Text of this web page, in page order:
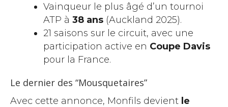
Vainqueur le plus âgé d’un tournoi
ATP à 38 ans (Auckland 2025).
21 saisons sur le circuit, avec une
participation active en Coupe Davis
pour la France.
Le dernier des “Mousquetaires”
Avec cette annonce, Monfils devient le